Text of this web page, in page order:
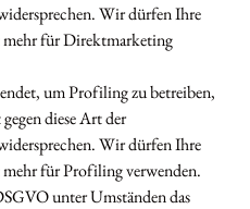
Wir dürfen Ihre
für Direktmarketing
um Profiling zu betreiben,
diese Art der
Wir dürfen Ihre
für Profiling verwenden.
unter Umständen das